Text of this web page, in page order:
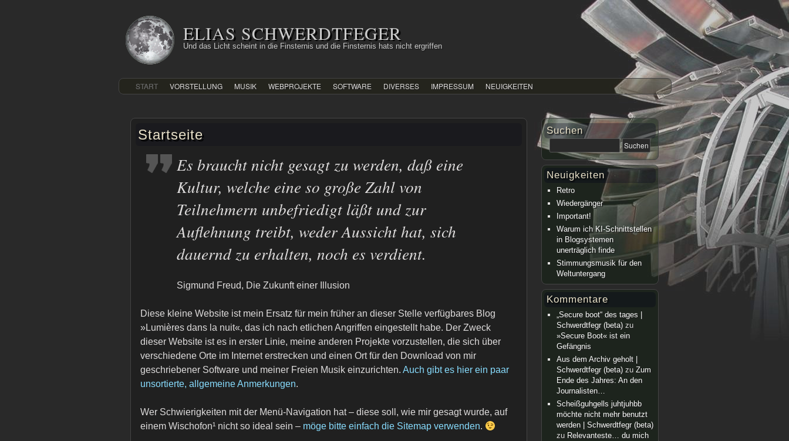
Inhalt
springen
ELIAS SCHWERDTFEGER
Und das Licht scheint in die Finsternis und die Finsternis hats nicht ergriffen
START VORSTELLUNG MUSIK WEBPROJEKTE SOFTWARE DIVERSES IMPRESSUM NEUIGKEITEN
Startseite
Es braucht nicht gesagt zu werden, daß eine
Kultur, welche eine so große Zahl von
Teilnehmern unbefriedigt läßt und zur
Auflehnung treibt, weder Aussicht hat, sich
dauernd zu erhalten, noch es verdient.
Sigmund Freud, Die Zukunft einer Illusion
Diese kleine Website ist mein Ersatz für mein früher an dieser Stelle verfügbares Blog
»Lumières dans la nuit«, das ich nach etlichen Angriffen eingestellt habe. Der Zweck
dieser Website ist es in erster Linie, meine anderen Projekte vorzustellen, die sich über
verschiedene Orte im Internet erstrecken und einen Ort für den Download von mir
geschriebener Software und meiner Freien Musik einzurichten. Auch gibt es hier ein paar
unsortierte, allgemeine Anmerkungen.
Wer Schwierigkeiten mit der Menü-Navigation hat – diese soll, wie mir gesagt wurde, auf
einem Wischofon¹ nicht so ideal sein – möge bitte einfach die Sitemap verwenden.
Suchen
Neuigkeiten
Retro
Wiedergänger
Important!
Warum ich KI-Schnittstellen
in Blogsystemen
unerträglich finde
Stimmungsmusik für den
Weltuntergang
Kommentare
„Secure boot“ des tages |
Schwerdtfegr (beta)zu
»Secure Boot« ist ein
Gefängnis
Aus dem Archiv geholt |
Schwerdtfegr (beta)zu Zum
Ende des Jahres: An den
Journalisten…
Scheißguhgells juhtjuhbb
möchte nicht mehr benutzt
werden | Schwerdtfegr (beta)
zu Relevanteste… du mich